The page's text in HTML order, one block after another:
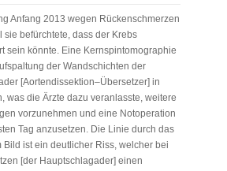
Anfang 2013 wegen Rückenschmerzen
sie befürchtete, dass der Krebs
sein könnte. Eine Kernspintomographie
der Wandschichten der
[Aortendissektion–Übersetzer] in
was die Ärzte dazu veranlasste, weitere
vorzunehmen und eine Notoperation
Tag anzusetzen. Die Linie durch das
Bild ist ein deutlicher Riss, welcher bei
[der Hauptschlagader] einen